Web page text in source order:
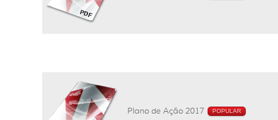
Plano de Ação 2017 POPULAR